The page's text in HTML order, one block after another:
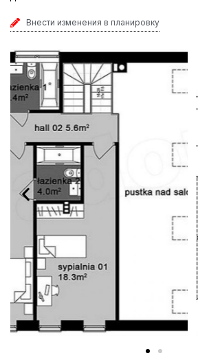
Внести изменения в планировку